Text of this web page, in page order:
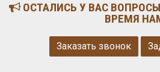
ОСТАЛИСЬ У ВАС
ВРЕМЯ
Заказать звонок